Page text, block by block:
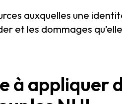
auxquelles une
et les dommages
à appliquer